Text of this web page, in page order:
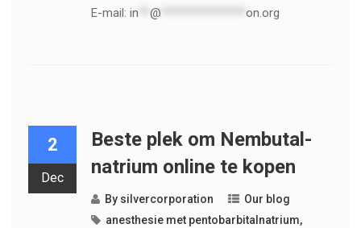
E-mail: in @ on.org
2
Dec
Beste plek om Nembutal-
natrium online te kopen
By silvercorporation
Our blog
anesthesie met pentobarbitalnatrium,